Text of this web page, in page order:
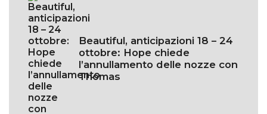
Beautiful, anticipazioni 18 – 24
ottobre: Hope chiede
l’annullamento delle nozze con
Thomas